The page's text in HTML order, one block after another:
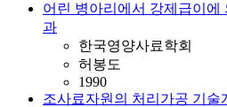
어린 병아리에서 강제급이에
과
한국영양사료학회
허봉도
1990
조사료자원의 처리가공 기술